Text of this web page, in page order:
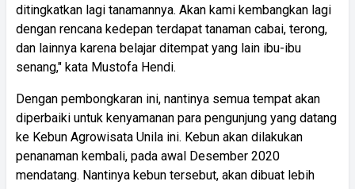
ditingkatkan lagi tanamannya. Akan kami kembangkan lagi
dengan rencana kedepan terdapat tanaman cabai, terong,
dan lainnya karena belajar ditempat yang lain ibu-ibu
senang," kata Mustofa Hendi.
Dengan pembongkaran ini, nantinya semua tempat akan
diperbaiki untuk kenyamanan para pengunjung yang datang
ke Kebun Agrowisata Unila ini. Kebun akan dilakukan
penanaman kembali, pada awal Desember 2020
mendatang. Nantinya kebun tersebut, akan dibuat lebih